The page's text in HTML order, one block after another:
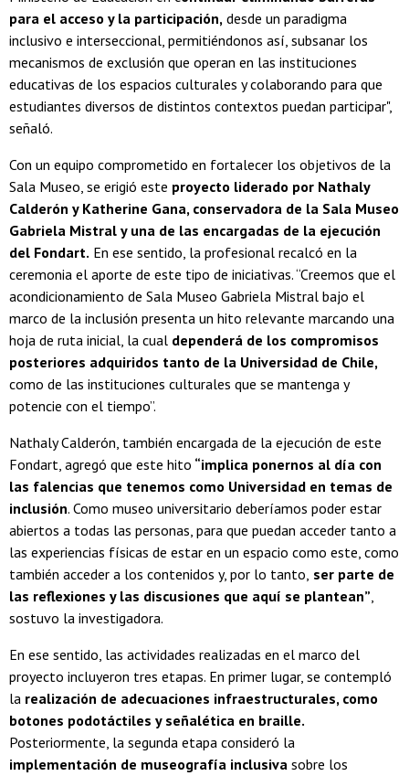
para el acceso y la participación, desde un paradigma
inclusivo e interseccional, permitiéndonos así, subsanar los
mecanismos de exclusión que operan en las instituciones
educativas de los espacios culturales y colaborando para que
estudiantes diversos de distintos contextos puedan participar",
señaló.
Con un equipo comprometido en fortalecer los objetivos de la
Sala Museo, se erigió este proyecto liderado por Nathaly
Calderón y Katherine Gana, conservadora de la Sala Museo
Gabriela Mistral y una de las encargadas de la ejecución
del Fondart. En ese sentido, la profesional recalcó en la
ceremonia el aporte de este tipo de iniciativas. “Creemos que el
acondicionamiento de Sala Museo Gabriela Mistral bajo el
marco de la inclusión presenta un hito relevante marcando una
hoja de ruta inicial, la cual dependerá de los compromisos
posteriores adquiridos tanto de la Universidad de Chile,
como de las instituciones culturales que se mantenga y
potencie con el tiempo”.
Nathaly Calderón, también encargada de la ejecución de este
Fondart, agregó que este hito “implica ponernos al día con
las falencias que tenemos como Universidad en temas de
inclusión. Como museo universitario deberíamos poder estar
abiertos a todas las personas, para que puedan acceder tanto a
las experiencias físicas de estar en un espacio como este, como
también acceder a los contenidos y, por lo tanto, ser parte de
las reflexiones y las discusiones que aquí se plantean”,
sostuvo la investigadora.
En ese sentido, las actividades realizadas en el marco del
proyecto incluyeron tres etapas. En primer lugar, se contempló
la realización de adecuaciones infraestructurales, como
botones podotáctiles y señalética en braille.
Posteriormente, la segunda etapa consideró la
implementación de museografía inclusiva sobre los